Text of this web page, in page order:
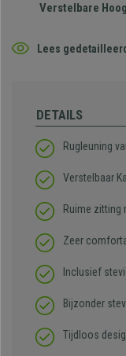
Verstelbare
Lees
DETAILS
Rugleuning
Verstelbaar
Ruime zitting
Zeer
Inclusief
Bijzonder
Tijdloos